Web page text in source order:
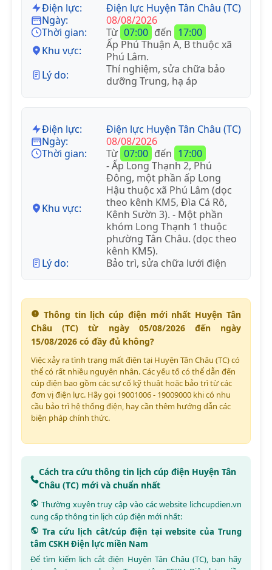
Điện lực:
Điện lực Huyện Tân Châu (TC)
Ngày:
08/08/2026
Thời gian:
Từ 07:00 đến 17:00
Khu vực:
Ấp Phú Thuận A, B thuộc xã
Phú Lâm.
Lý do:
Thí nghiệm, sửa chữa bảo
dưỡng Trung, hạ áp
Điện lực:
Điện lực Huyện Tân Châu (TC)
Ngày:
08/08/2026
Thời gian:
Từ 07:00 đến 17:00
Khu vực:
- Ấp Long Thạnh 2, Phú
Đông, một phần ấp Long
Hậu thuộc xã Phú Lâm (dọc
theo kênh KM5, Đìa Cá Rô,
Kênh Sườn 3). - Một phần
khóm Long Thạnh 1 thuộc
phường Tân Châu. (dọc theo
kênh KM5).
Lý do:
Bảo trì, sửa chữa lưới điện
Thông tin lịch cúp điện mới nhất Huyện Tân
Châu (TC) từ ngày 05/08/2026 đến ngày
15/08/2026 có đầy đủ không?
Việc xảy ra tình trạng mất điện tại Huyện Tân Châu (TC) có
thể có rất nhiều nguyên nhân. Các yếu tố có thể dẫn đến
cúp điện bao gồm các sự cố kỹ thuật hoặc bảo trì từ các
đơn vị điện lực. Hãy gọi 19001006 - 19009000 khi có nhu
cầu bảo trì hệ thống điện, hay cần thêm hướng dẫn các
biện pháp chính thức.
Cách tra cứu thông tin lịch cúp điện Huyện Tân
Châu (TC) mới và chuẩn nhất
Thường xuyên truy cập vào các website lichcupdien.vn
cung cấp thông tin lịch cúp điện mới nhất:
Tra cứu lịch cắt/cúp điện tại website của Trung
tâm CSKH Điện lực miền Nam
Để tìm kiếm lịch cắt điện Huyện Tân Châu (TC), bạn hãy